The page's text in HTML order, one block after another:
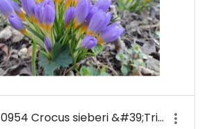
20260224_110954 Crocus sieberi &#39;Tricolor&#39;